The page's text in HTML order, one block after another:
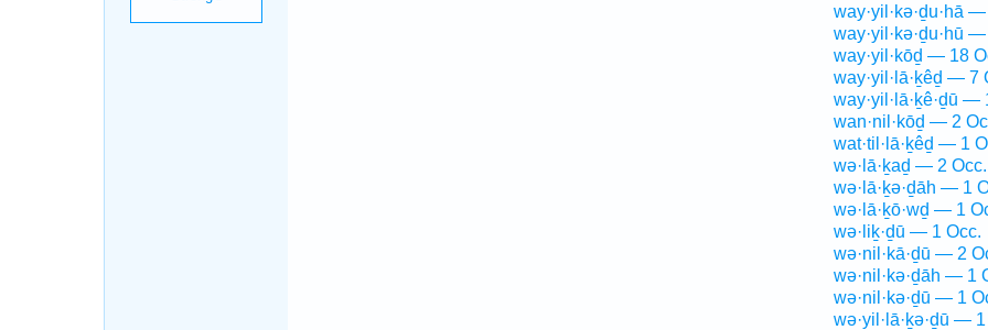
way·yil·kə·ḏu·hā
way·yil·kə·ḏu·hū
way·yil·kōḏ — 18
way·yil·lā·ḵêḏ — 7
way·yil·lā·ḵê·ḏū —
wan·nil·kōḏ — 2
wat·til·lā·ḵêḏ — 1
wə·lā·ḵaḏ — 2 Occ.
wə·lā·ḵə·ḏāh — 1
wə·lā·ḵō·wḏ — 1
wə·liḵ·ḏū — 1 Occ.
wə·nil·kā·ḏū — 2
wə·nil·kə·ḏāh — 1
wə·nil·kə·ḏū — 1
wə·yil·lā·ḵə·ḏū —